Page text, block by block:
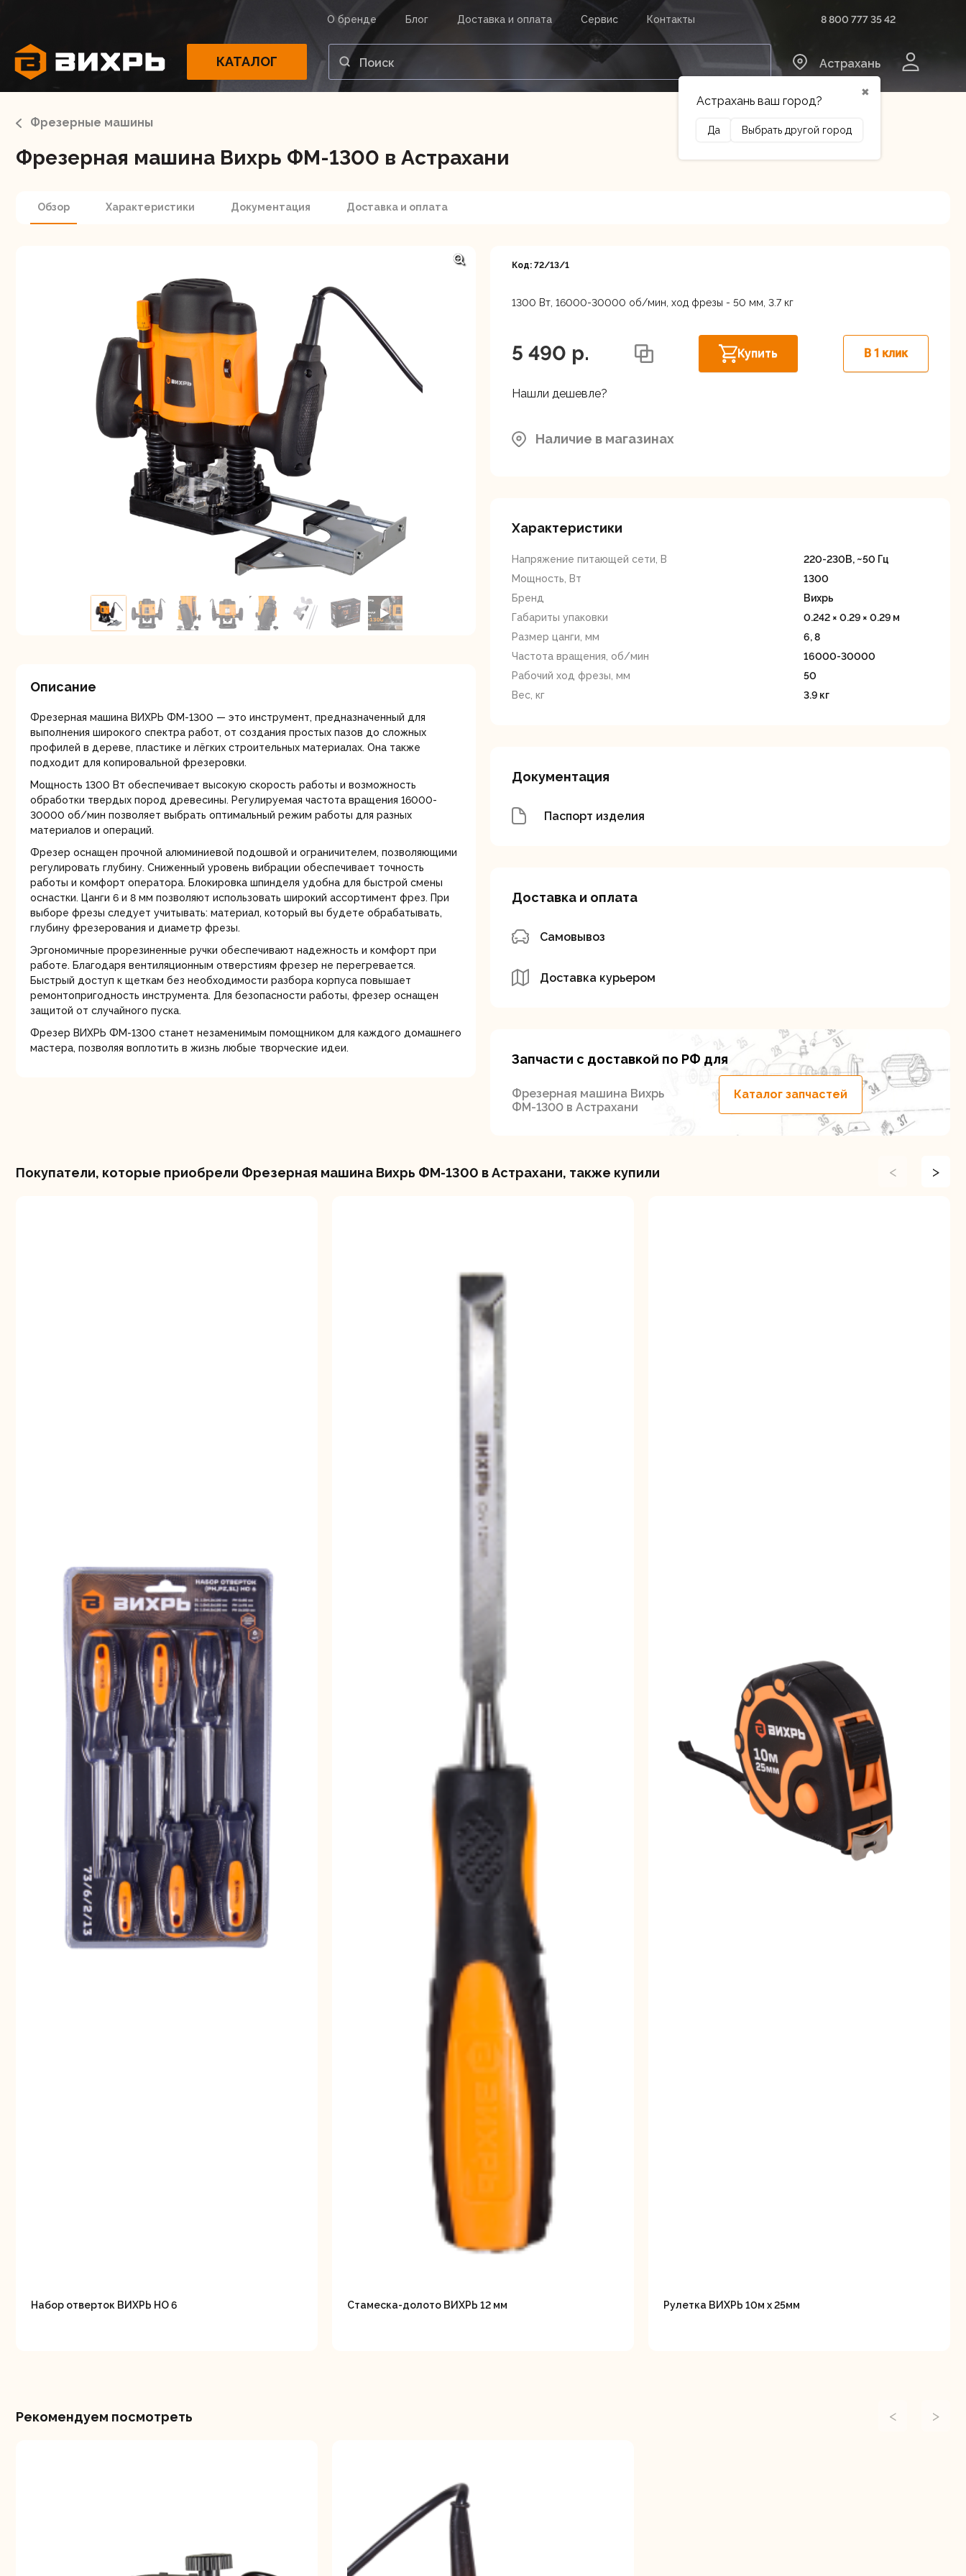
О бренде Блог Доставка и оплата Сервис Контакты 8 800 777 35 42
КАТАЛОГ Астрахань
✖
Астрахань ваш город?
Да Выбрать другой город
Свернуть
Электроинструменты Инструмент
Аккумуляторные
шуруповерты
Комплектующие для
электроинструмента
Отрезные пилы Перфораторы
Рубанки
шуруповерты
Степлеры
пилы
Точильные станки
Угловые
шлифовальные
Электрические
плиткорезы
СВЕРНУТЬ
Фрезерные машины
Фрезерная машина Вихрь ФМ-1300 в Астрахани
Обзор Характеристики Документация Доставка и оплата
Описание
Фрезерная машина ВИХРЬ ФМ-1300 — это инструмент, предназначенный для
выполнения широкого спектра работ, от создания простых пазов до сложных
профилей в дереве, пластике и лёгких строительных материалах. Она также
подходит для копировальной фрезеровки.
Мощность 1300 Вт обеспечивает высокую скорость работы и возможность
обработки твердых пород древесины. Регулируемая частота вращения 16000-
30000 об/мин позволяет выбрать оптимальный режим работы для разных
материалов и операций.
Фрезер оснащен прочной алюминиевой подошвой и ограничителем, позволяющими
регулировать глубину. Сниженный уровень вибрации обеспечивает точность
работы и комфорт оператора. Блокировка шпинделя удобна для быстрой смены
оснастки. Цанги 6 и 8 мм позволяют использовать широкий ассортимент фрез. При
выборе фрезы следует учитывать: материал, который вы будете обрабатывать,
глубину фрезерования и диаметр фрезы.
Эргономичные прорезиненные ручки обеспечивают надежность и комфорт при
работе. Благодаря вентиляционным отверстиям фрезер не перегревается.
Быстрый доступ к щеткам без необходимости разбора корпуса повышает
ремонтопригодность инструмента. Для безопасности работы, фрезер оснащен
защитой от случайного пуска.
Фрезер ВИХРЬ ФМ-1300 станет незаменимым помощником для каждого домашнего
мастера, позволяя воплотить в жизнь любые творческие идеи.
Код: 72/13/1
1300 Вт, 16000-30000 об/мин, ход фрезы - 50 мм, 3.7 кг
5 490 p. Купить В 1 клик
Нашли дешевле?
Наличие в магазинах
Астрахань, ул. Рыбинская 3 лит.Б
Характеристики
Напряжение питающей сети, В
220-230В, ~50 Гц
Мощность, Вт
1300
Бренд
Вихрь
Габариты упаковки
0.242 × 0.29 × 0.29 м
Размер цанги, мм
6, 8
Частота вращения, об/мин
16000-30000
Рабочий ход фрезы, мм
50
Вес, кг
3.9 кг
Документация
Паспорт изделия
Доставка и оплата
Самовывоз
Доставка курьером
Запчасти с доставкой по РФ для
Фрезерная машина Вихрь
ФМ-1300 в Астрахани
Каталог запчастей
Покупатели, которые приобрели Фрезерная машина Вихрь ФМ-1300 в Астрахани, также купили < >
Набор отверток ВИХРЬ НО 6 Стамеска-долото ВИХРЬ 12 мм Рулетка ВИХРЬ 10м х 25мм
Рекомендуем посмотреть < >
ВХОД
Забыли пароль?